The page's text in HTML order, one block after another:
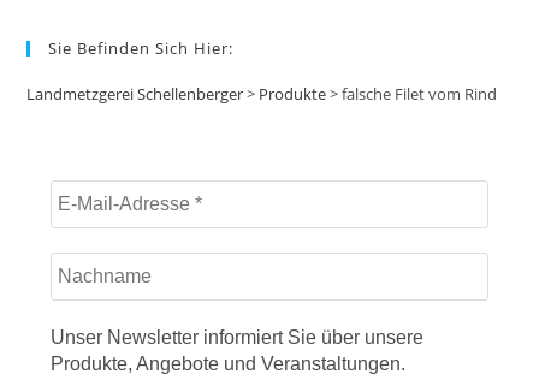
Sie Befinden Sich Hier:
Landmetzgerei Schellenberger> Produkte>falsche Filet vom Rind
Unser Newsletter informiert Sie über unsere
Produkte, Angebote und Veranstaltungen.